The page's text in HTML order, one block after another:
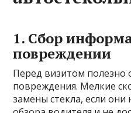
1. Сбор
повреждении
Перед визитом полезно
повреждения. Мелкие
замены стекла, если они